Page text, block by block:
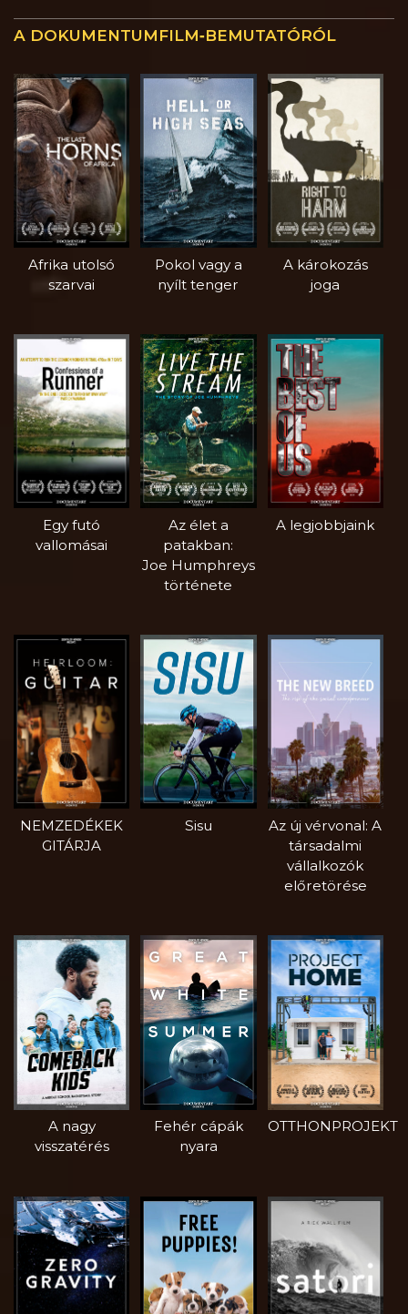
A DOKUMENTUMFILM‑BEMUTATÓRÓL
Afrika utolsó
szarvai
Pokol vagy a
nyílt tenger
A károkozás
joga
Egy futó
vallomásai
Az élet a
patakban:
Joe Humphreys
története
A legjobbjaink
NEMZEDÉKEK
GITÁRJA
Sisu
Az új vérvonal: A
társadalmi
vállalkozók
előretörése
A nagy
visszatérés
Fehér cápák
nyara
OTTHONPROJEKT